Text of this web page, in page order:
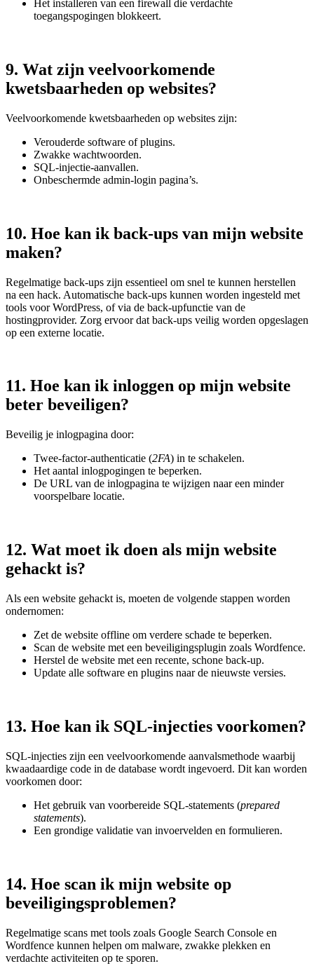
Het installeren van een firewall die verdachte
toegangspogingen blokkeert.
9. Wat zijn veelvoorkomende
kwetsbaarheden op websites?
Veelvoorkomende kwetsbaarheden op websites zijn:
Verouderde software of plugins.
Zwakke wachtwoorden.
SQL-injectie-aanvallen.
Onbeschermde admin-login pagina’s.
10. Hoe kan ik back-ups van mijn website
maken?
Regelmatige back-ups zijn essentieel om snel te kunnen herstellen
na een hack. Automatische back-ups kunnen worden ingesteld met
tools voor WordPress, of via de back-upfunctie van de
hostingprovider. Zorg ervoor dat back-ups veilig worden opgeslagen
op een externe locatie.
11. Hoe kan ik inloggen op mijn website
beter beveiligen?
Beveilig je inlogpagina door:
Twee-factor-authenticatie (2FA) in te schakelen.
Het aantal inlogpogingen te beperken.
De URL van de inlogpagina te wijzigen naar een minder
voorspelbare locatie.
12. Wat moet ik doen als mijn website
gehackt is?
Als een website gehackt is, moeten de volgende stappen worden
ondernomen:
Zet de website offline om verdere schade te beperken.
Scan de website met een beveiligingsplugin zoals Wordfence.
Herstel de website met een recente, schone back-up.
Update alle software en plugins naar de nieuwste versies.
13. Hoe kan ik SQL-injecties voorkomen?
SQL-injecties zijn een veelvoorkomende aanvalsmethode waarbij
kwaadaardige code in de database wordt ingevoerd. Dit kan worden
voorkomen door:
Het gebruik van voorbereide SQL-statements (prepared
statements).
Een grondige validatie van invoervelden en formulieren.
14. Hoe scan ik mijn website op
beveiligingsproblemen?
Regelmatige scans met tools zoals Google Search Console en
Wordfence kunnen helpen om malware, zwakke plekken en
verdachte activiteiten op te sporen.